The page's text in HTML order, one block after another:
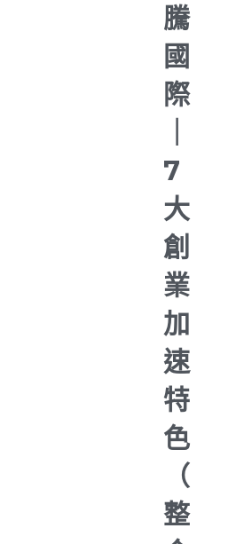
騰
國
際
7
大
創
業
加
速
特
色
（
整